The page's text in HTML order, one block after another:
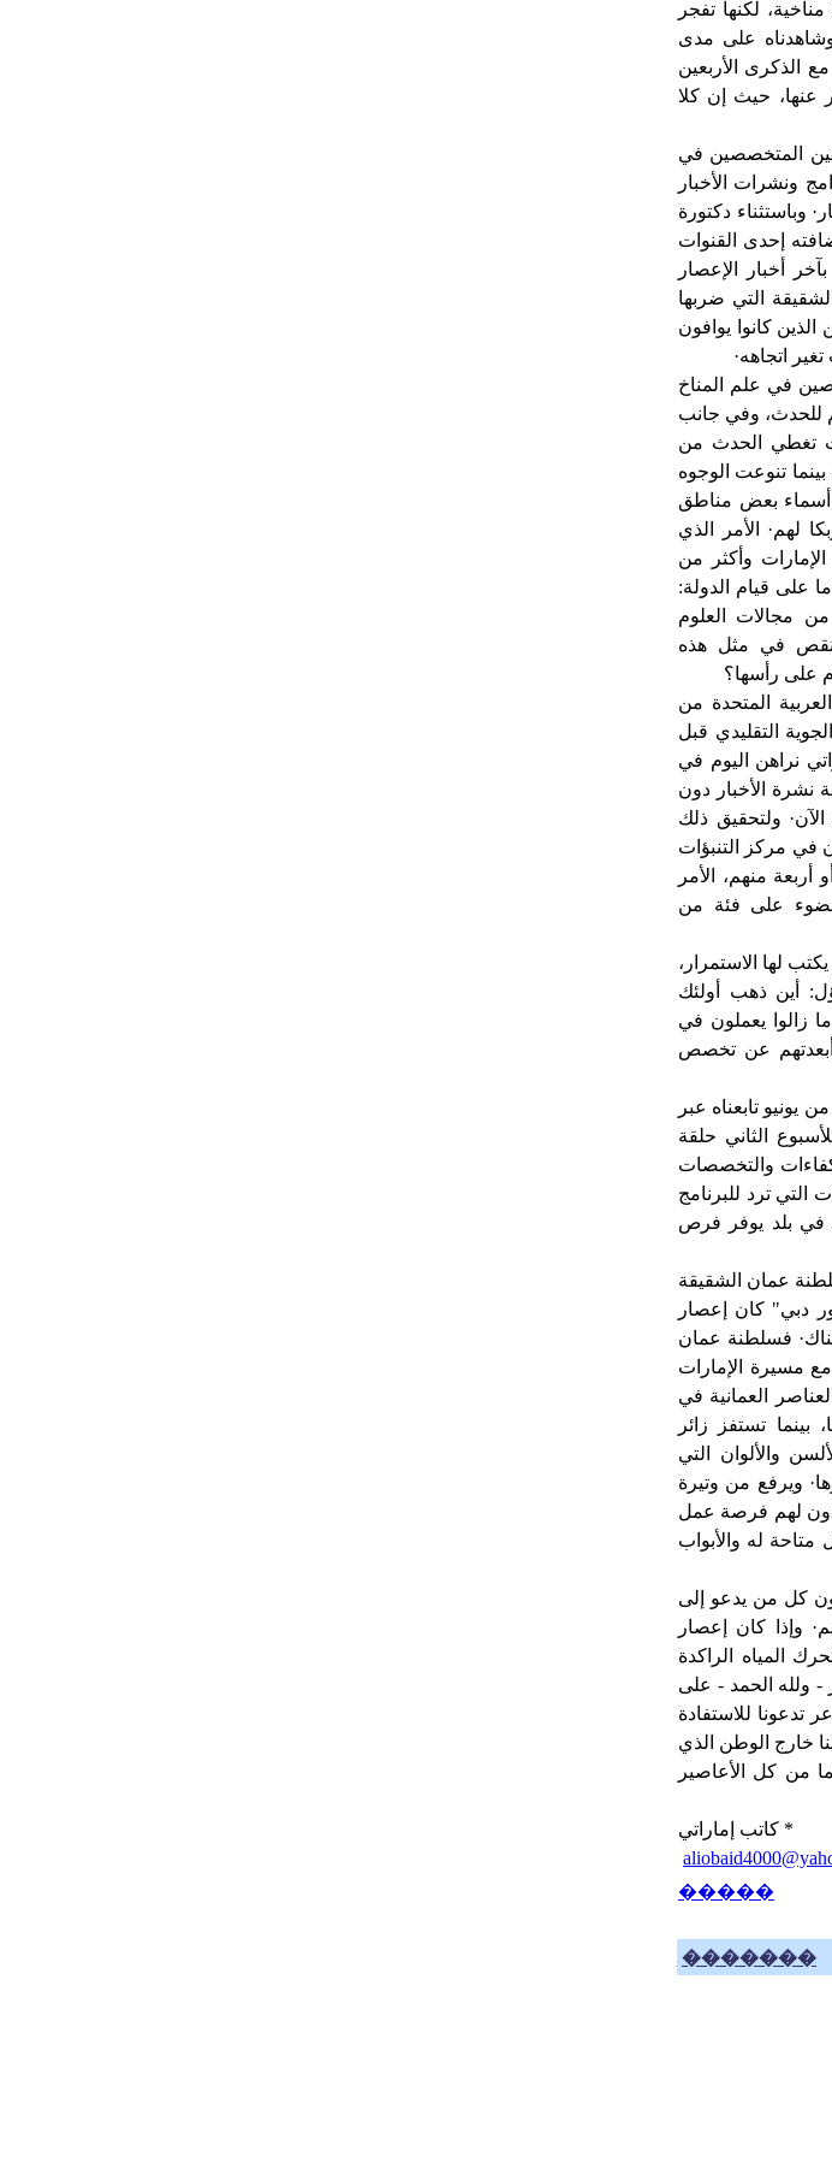
لكنها تفجر
على مدى
الذكرى الأربعين
الأنظار عنها، حيث إن كلا
المتخصصين في
ونشرات الأخبار
وباستثناء دكتورة
إحدى القنوات
أخبار الإعصار
التي ضربها
الذين كانوا يوافون
اتجاهه·
في علم المناخ
للحدث، وفي جانب
تغطي الحدث من
تنوعت الوجوه
أسماء بعض مناطق
لهم· الأمر الذي
وأكثر من
على قيام الدولة:
مجالات العلوم
في مثل هذه
على رأسها؟
المتحدة من
التقليدي قبل
نراهن اليوم في
نشرة الأخبار دون
ولتحقيق ذلك
في مركز التنبؤات
منهم، الأمر
على فئة من
لها الاستمرار،
أين ذهب أولئك
زالوا يعملون في
عن تخصص
تابعناه عبر
الثاني حلقة
والتخصصات
التي ترد للبرنامج
في بلد يوفر فرص
عمان الشقيقة
دبي" كان إعصار
فسلطنة عمان
مع مسيرة الإمارات
العمانية في
تستفز زائر
والألوان التي
ويرفع من وتيرة
لهم فرصة عمل
له والأبواب
كل من يدعو إلى
وإذا كان إعصار
المياه الراكدة
- ولله الحمد - على
للاستفادة
خارج الوطن الذي
من كل الأعاصير
* كاتب إماراتي
�����
�������